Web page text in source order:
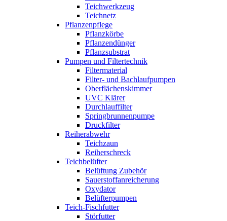
Teichwerkzeug
Teichnetz
Pflanzenpflege
Pflanzkörbe
Pflanzendünger
Pflanzsubstrat
Pumpen und Filtertechnik
Filtermaterial
Filter- und Bachlaufpumpen
Oberflächenskimmer
UVC Klärer
Durchlauffilter
Springbrunnenpumpe
Druckfilter
Reiherabwehr
Teichzaun
Reiherschreck
Teichbelüfter
Belüftung Zubehör
Sauerstoffanreicherung
Oxydator
Belüfterpumpen
Teich-Fischfutter
Störfutter